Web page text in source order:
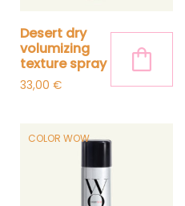
desert dry
volumizing
texture spray
33,00 €
COLOR WOW